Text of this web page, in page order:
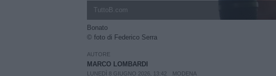
TuttoB.com
Bonato
© foto di Federico Serra
AUTORE
MARCO LOMBARDI
LUNEDÌ 8 GIUGNO 2026, 13:42 MODENA